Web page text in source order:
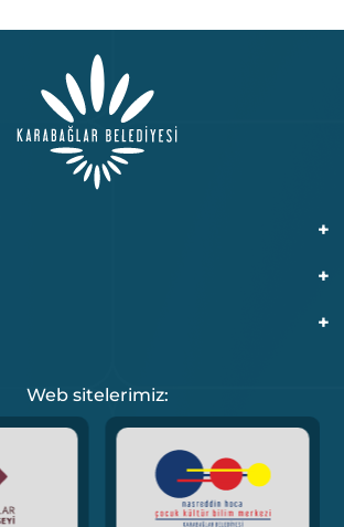
+
+
+
Web sitelerimiz: